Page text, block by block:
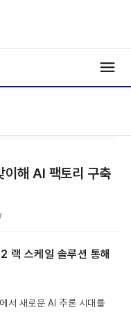
이해 AI 팩토리 구축
스케일 솔루션 통해
서 새로운 AI 추론 시대를